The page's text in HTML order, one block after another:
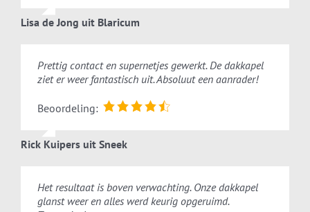
Offerte aanvragen
Altijd binnen 24 uur reactie
Lisa de Jong uit Blaricum
Prettig contact en supernetjes gewerkt. De dakkapel
ziet er weer fantastisch uit. Absoluut een aanrader!
Beoordeling:
Rick Kuipers uit Sneek
Het resultaat is boven verwachting. Onze dakkapel
glanst weer en alles werd keurig opgeruimd.